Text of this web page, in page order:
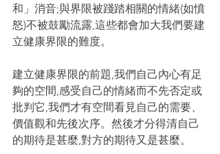
和」消音;與界限被踐踏相關的情緒(如憤
怒)不被鼓勵流露,這些都會加大我們要建
立健康界限的難度。
建立健康界限的前題,我們自己內心有足
夠的空間,感受自己的情緒而不先否定或
批判它,我們才有空間看見自己的需要、
價值觀和先後次序。然後才分得清自己
的期待是甚麼,對方的期待又是甚麼。